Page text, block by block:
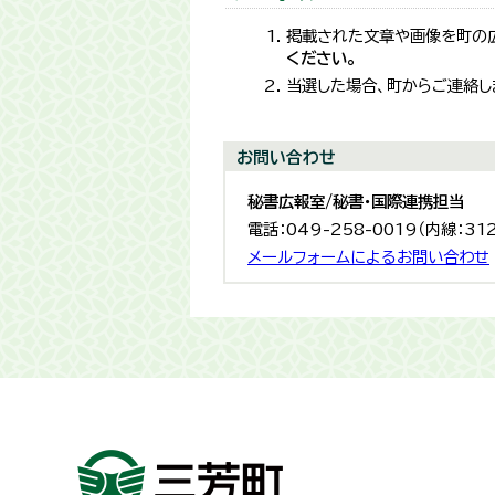
掲載された文章や画像を町の
ください。
当選した場合、町からご連絡し
お問い合わせ
秘書広報室/秘書・国際連携担当
電話：049-258-0019（内線：
メールフォームによるお問い合わせ